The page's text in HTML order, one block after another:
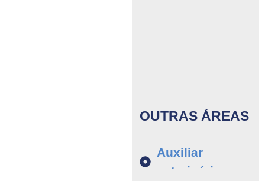
OUTRAS ÁREAS
Auxiliar
veterinário